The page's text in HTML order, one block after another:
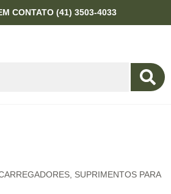
CONTATO (41) 3503-4033
SUPRIMENTOS PARA